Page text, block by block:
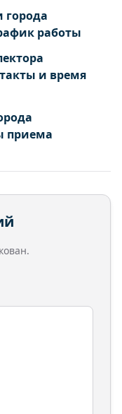
города
работы
и время
приема